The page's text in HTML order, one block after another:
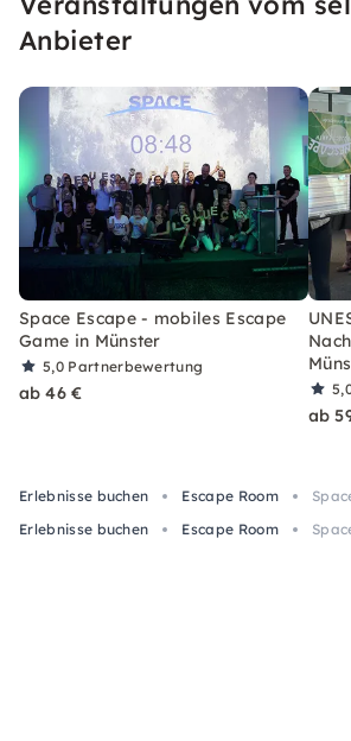
Anbieter
Space Escape - mobiles Escape
Game in Münster
5,0 Partnerbewertung
ab 46 €
ab
Erlebnisse buchen Escape Room
Erlebnisse buchen
Escape Room